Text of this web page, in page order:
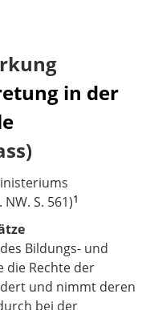
in der
NW. S. 561)1
Bildungs- und
die Rechte der
und nimmt deren
bei der